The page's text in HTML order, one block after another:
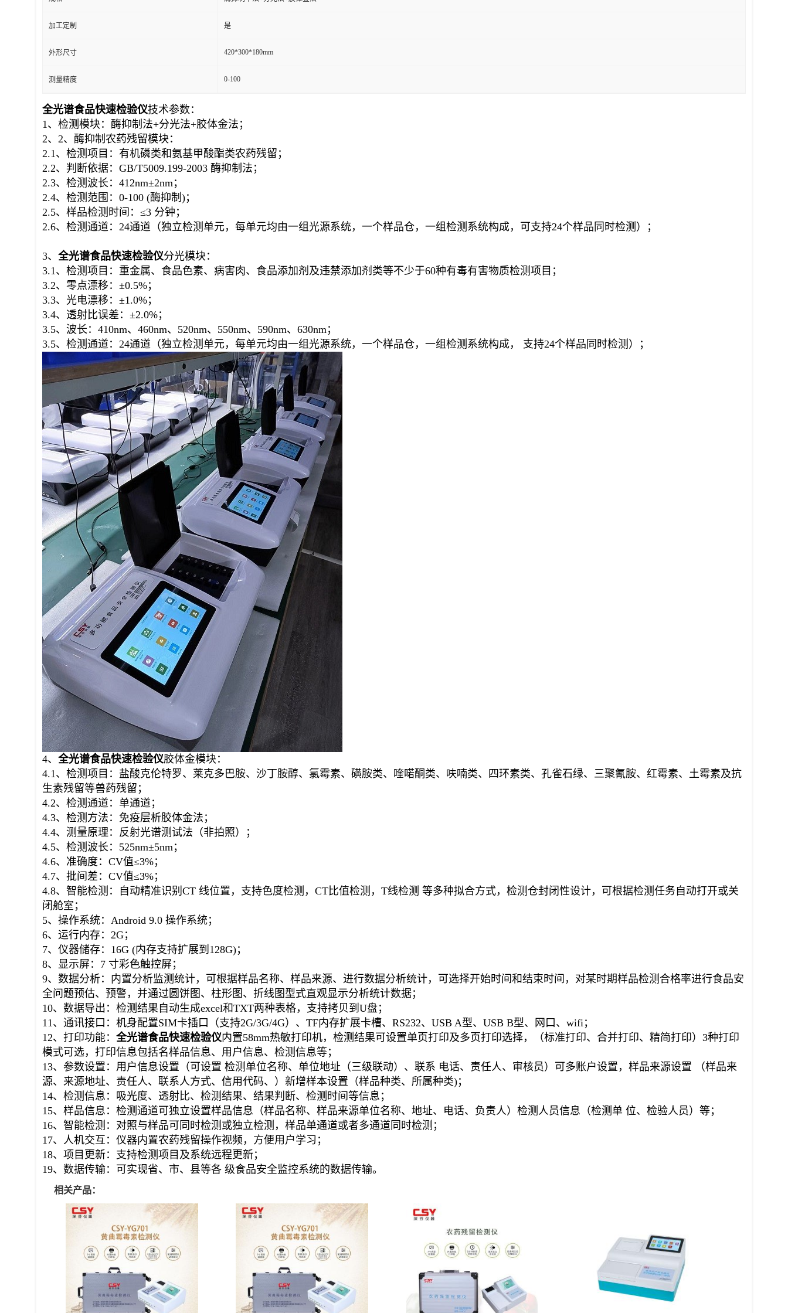
加工定制 是
外形尺寸 420*300*180mm
测量精度 0-100
全光谱食品快速检验仪技术参数：
1、检测模块：酶抑制法+分光法+胶体金法；
2、2、酶抑制农药残留模块：
2.1、检测项目：有机磷类和氨基甲酸酯类农药残留；
2.2、判断依据：GB/T5009.199-2003 酶抑制法；
2.3、检测波长：412nm±2nm；
2.4、检测范围：0-100 (酶抑制)；
2.5、样品检测时间：≤3 分钟；
2.6、检测通道：24通道（独立检测单元，每单元均由一组光源系统，一个样品仓，一组检测系统构成，可支持24个样品同时检测）；
3、 全光谱食品快速检验仪分光模块：
3.1、检测项目：重金属、食品色素、病害肉、食品添加剂及违禁添加剂类等不少于60种有毒有害物质检测项目；
3.2、零点漂移：±0.5%；
3.3、光电漂移：±1.0%；
3.4、透射比误差：±2.0%；
3.5、波长：410nm、460nm、520nm、550nm、590nm、630nm；
3.5、检测通道： 24通道（独立检测单元，每单元均由一组光源系统，一个样品仓，一组检测系统构成， 支持24个样品同时检测）；
4、 全光谱食品快速检验仪胶体金模块：
4.1、检测项目：盐酸克伦特罗、莱克多巴胺、沙丁胺醇、氯霉素、磺胺类、喹喏酮类、呋喃类、四环素类、孔雀石绿、三聚氰胺、红霉素、土霉素及抗
生素残留等兽药残留；
4.2、检测通道：单通道；
4.3、检测方法：免疫层析胶体金法；
4.4、测量原理：反射光谱测试法（非拍照）；
4.5、检测波长：525nm±5nm；
4.6、准确度：CV值≤3%；
4.7、批间差：CV值≤3%；
4.8、智能检测：自动精准识别CT 线位置，支持色度检测，CT比值检测，T线检测 等多种拟合方式，检测仓封闭性设计，可根据检测任务自动打开或关
闭舱室；
5、操作系统：Android 9.0 操作系统；
6、运行内存：2G；
7、仪器储存：16G (内存支持扩展到128G)；
8、显示屏：7 寸彩色触控屏；
9、数据分析：内置分析监测统计，可根据样品名称、样品来源、进行数据分析统计，可选择开始时间和结束时间，对某时期样品检测合格率进行食品安
全问题预估、预警，并通过圆饼图、柱形图、折线图型式直观显示分析统计数据；
10、数据导出：检测结果自动生成excel和TXT两种表格，支持拷贝到U盘；
11、通讯接口：机身配置SIM卡插口（支持2G/3G/4G）、TF内存扩展卡槽、RS232、USB A型、USB B型、网口、wifi；
12、打印功能： 全光谱食品快速检验仪内置58mm热敏打印机，检测结果可设置单页打印及多页打印选择，（标准打印、合并打印、精简打印）3种打印
模式可选，打印信息包括名样品信息、用户信息、检测信息等；
13、参数设置：用户信息设置（可设置 检测单位名称、单位地址（三级联动）、联系 电话、责任人、审核员）可多账户设置，样品来源设置 （样品来
源、来源地址、责任人、联系人方式、信用代码、）新增样本设置（样品种类、所属种类)；
14、检测信息：吸光度、透射比、检测结果、结果判断、检测时间等信息；
15、样品信息：检测通道可独立设置样品信息（样品名称、样品来源单位名称、地址、电话、负责人）检测人员信息（检测单 位、检验人员）等；
16、智能检测：对照与样品可同时检测或独立检测，样品单通道或者多通道同时检测；
17、人机交互：仪器内置农药残留操作视频，方便用户学习；
18、项目更新：支持检测项目及系统远程更新；
19、数据传输：可实现省、市、县等各 级食品安全监控系统的数据传输。
相关产品：